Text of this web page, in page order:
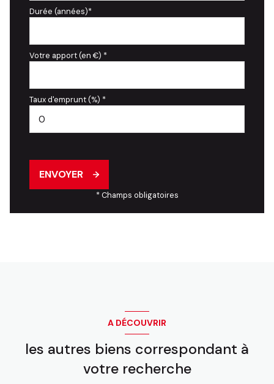
Durée (années)*
Votre apport (en €) *
Taux d'emprunt (%) *
ENVOYER
* Champs obligatoires
A DÉCOUVRIR
les autres biens correspondant à
votre recherche